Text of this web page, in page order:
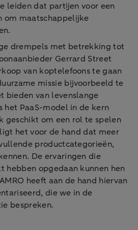
leiden dat partijen voor een
om maatschappelijke
drempels met betrekking tot
Gerrard Street
van koptelefoons te gaan
missie bijvoorbeeld te
bieden van levenslange
PaaS-model in de kern
geschikt om een rol te spelen
het voor de hand dat meer
productcategorieën,
De ervaringen die
hebben opgedaan kunnen hen
heeft aan de hand hiervan
die we in de
bespreken.